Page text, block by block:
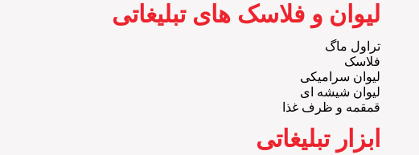
لیوان و فلاسک های تبلیغاتی
تراول ماگ
فلاسک
لیوان سرامیکی
لیوان شیشه ای
قمقمه و ظرف غذا
ابزار تبلیغاتی